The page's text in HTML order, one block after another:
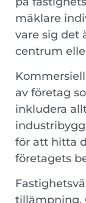
mäklare
vare sig det
centrum
av företag
inkludera
för att hitta
företagets
tillämpning.